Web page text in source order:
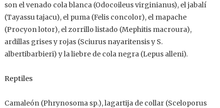
son el venado cola blanca (Odocoileus virginianus), el jabalí
(Tayassu tajacu), el puma (Felis concolor), el mapache
(Procyon lotor), el zorrillo listado (Mephitis macroura),
ardillas grises y rojas (Sciurus nayaritensis y S.
albertibarbieri) y la liebre de cola negra (Lepus alleni).
Reptiles
Camaleón (Phrynosoma sp.), lagartija de collar (Sceloporus